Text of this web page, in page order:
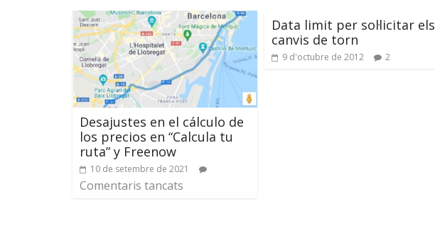
Desajustes en el cálculo de
los precios en “Calcula tu
ruta” y Freenow
10 de setembre de 2021
Comentaris tancats
Data limit per sol·licitar els
canvis de torn
9 d'octubre de 2012 2